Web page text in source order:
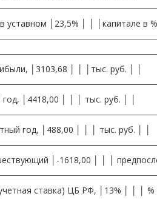
уставном │23,5% │ │ │капитале в %
│3103,68 │ │ │тыс. руб. │ │
│4418,00 │ │ │ тыс. руб. │ │
год, │488,00 │ │ │ тыс. руб. │ │
│-1618,00 │ │ │
ставка) ЦБ РФ, │13% │ │ │ %